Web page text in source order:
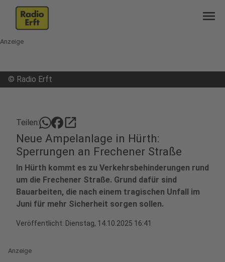
menu
Anzeige
© Radio Erft
Teilen: open_in_new
Neue Ampelanlage in Hürth:
Sperrungen an Frechener Straße
In Hürth kommt es zu Verkehrsbehinderungen rund
um die Frechener Straße. Grund dafür sind
Bauarbeiten, die nach einem tragischen Unfall im
Juni für mehr Sicherheit sorgen sollen.
Veröffentlicht: Dienstag, 14.10.2025 16:41
Anzeige